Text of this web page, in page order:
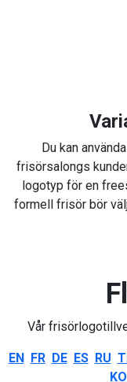
Du kan
frisörsalongs
logotyp för en
formell frisör bör
Vår
EN FR DE ES RU
KO